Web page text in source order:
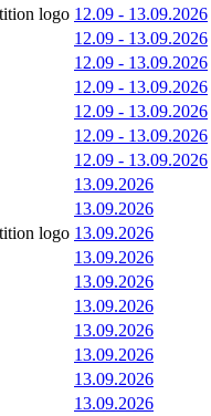
12.09 - 13.09.2026
12.09 - 13.09.2026
12.09 - 13.09.2026
12.09 - 13.09.2026
12.09 - 13.09.2026
12.09 - 13.09.2026
12.09 - 13.09.2026
13.09.2026
13.09.2026
13.09.2026
13.09.2026
13.09.2026
13.09.2026
13.09.2026
13.09.2026
13.09.2026
13.09.2026